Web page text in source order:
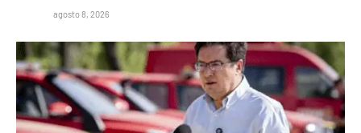
agosto 8, 2026